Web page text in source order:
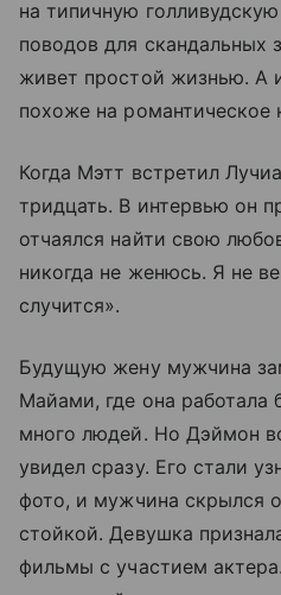
на типичную
поводов для скандальных
живет простой жизнью. А
похоже на романтическое
Когда Мэтт встретил
тридцать. В интервью он
отчаялся найти свою
никогда не женюсь. Я не
случится».
Будущую жену мужчина
Майами, где она работала
много людей. Но Дэймон
увидел сразу. Его стали
фото, и мужчина скрылся
стойкой. Девушка
фильмы с участием